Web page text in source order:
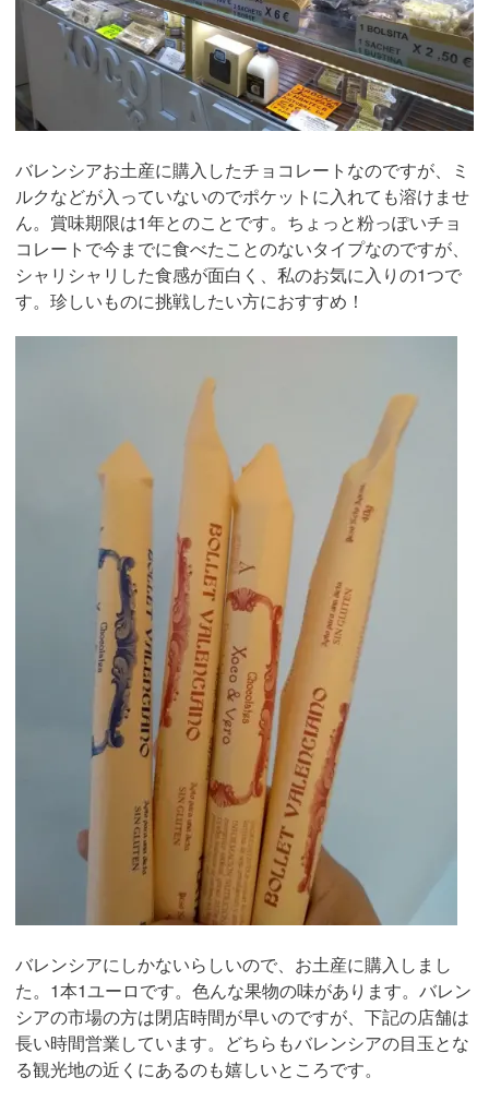
バレンシアお土産に購入したチョコレートなのですが、ミ
ルクなどが入っていないのでポケットに入れても溶けませ
ん。賞味期限は1年とのことです。ちょっと粉っぽいチョ
コレートで今までに食べたことのないタイプなのですが、
シャリシャリした食感が面白く、私のお気に入りの1つで
す。珍しいものに挑戦したい方におすすめ！
バレンシアにしかないらしいので、お土産に購入しまし
た。1本1ユーロです。色んな果物の味があります。バレン
シアの市場の方は閉店時間が早いのですが、下記の店舗は
長い時間営業しています。どちらもバレンシアの目玉とな
る観光地の近くにあるのも嬉しいところです。